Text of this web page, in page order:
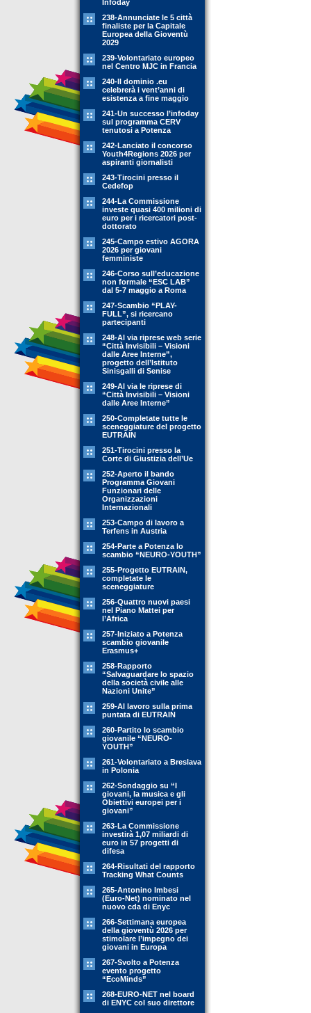
Infoday
238-Annunciate le 5 città
finaliste per la Capitale
Europea della Gioventù
2029
239-Volontariato europeo
nel Centro MJC in Francia
240-Il dominio .eu
celebrerà i vent’anni di
esistenza a fine maggio
241-Un successo l’infoday
sul programma CERV
tenutosi a Potenza
242-Lanciato il concorso
Youth4Regions 2026 per
aspiranti giornalisti
243-Tirocini presso il
Cedefop
244-La Commissione
investe quasi 400 milioni di
euro per i ricercatori post-
dottorato
245-Campo estivo AGORA
2026 per giovani
femministe
246-Corso sull’educazione
non formale “ESC LAB”
dal 5-7 maggio a Roma
247-Scambio “PLAY-
FULL”, si ricercano
partecipanti
248-Al via riprese web serie
“Città Invisibili – Visioni
dalle Aree Interne”,
progetto dell’Istituto
Sinisgalli di Senise
249-Al via le riprese di
“Città Invisibili – Visioni
dalle Aree Interne”
250-Completate tutte le
sceneggiature del progetto
EUTRAIN
251-Tirocini presso la
Corte di Giustizia dell’Ue
252-Aperto il bando
Programma Giovani
Funzionari delle
Organizzazioni
Internazionali
253-Campo di lavoro a
Terfens in Austria
254-Parte a Potenza lo
scambio “NEURO-YOUTH”
255-Progetto EUTRAIN,
completate le
sceneggiature
256-Quattro nuovi paesi
nel Piano Mattei per
l’Africa
257-Iniziato a Potenza
scambio giovanile
Erasmus+
258-Rapporto
“Salvaguardare lo spazio
della società civile alle
Nazioni Unite”
259-Al lavoro sulla prima
puntata di EUTRAIN
260-Partito lo scambio
giovanile “NEURO-
YOUTH”
261-Volontariato a Breslava
in Polonia
262-Sondaggio su “I
giovani, la musica e gli
Obiettivi europei per i
giovani”
263-La Commissione
investirà 1,07 miliardi di
euro in 57 progetti di
difesa
264-Risultati del rapporto
Tracking What Counts
265-Antonino Imbesi
(Euro-Net) nominato nel
nuovo cda di Enyc
266-Settimana europea
della gioventù 2026 per
stimolare l’impegno dei
giovani in Europa
267-Svolto a Potenza
evento progetto
“EcoMinds”
268-EURO-NET nel board
di ENYC col suo direttore